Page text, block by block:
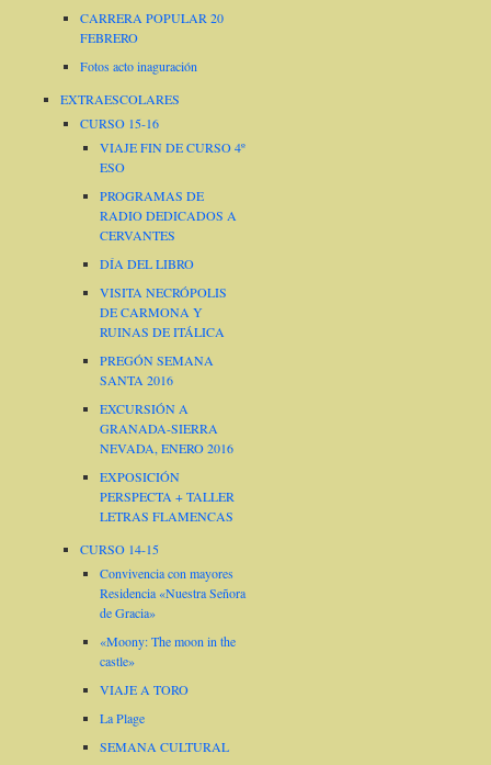
CARRERA POPULAR 20
FEBRERO
Fotos acto inaguración
EXTRAESCOLARES
CURSO 15-16
VIAJE FIN DE CURSO 4º
ESO
PROGRAMAS DE
RADIO DEDICADOS A
CERVANTES
DÍA DEL LIBRO
VISITA NECRÓPOLIS
DE CARMONA Y
RUINAS DE ITÁLICA
PREGÓN SEMANA
SANTA 2016
EXCURSIÓN A
GRANADA-SIERRA
NEVADA, ENERO 2016
EXPOSICIÓN
PERSPECTA + TALLER
LETRAS FLAMENCAS
CURSO 14-15
Convivencia con mayores
Residencia «Nuestra Señora
de Gracia»
«Moony: The moon in the
castle»
VIAJE A TORO
La Plage
SEMANA CULTURAL